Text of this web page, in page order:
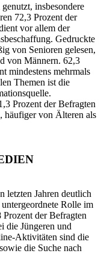
insbesondere
72,3 Prozent der
vor allem der
Gedruckte
von Senioren gelesen,
von Männern. 62,3
mindestens mehrmals
Themen ist die
Prozent der Befragten
häufiger von Älteren als
letzten Jahren deutlich
Rolle im
der Befragten
die Jüngeren und
Aktivitäten sind die
die Suche nach